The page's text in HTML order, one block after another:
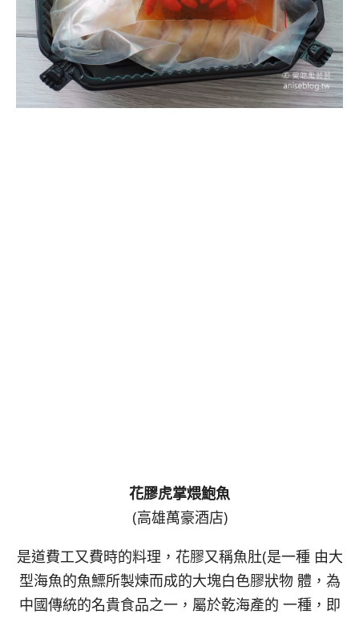
花膠虎掌煨鮑魚
(高雄萬豪酒店)
是道費工又費時的料理，花膠又稱魚肚(是一種 由大
型海魚的魚鰾所製煉而成的大塊白色膠狀物 體，為
中國傳統的名貴食品之一，屬於乾海產的 一種，即